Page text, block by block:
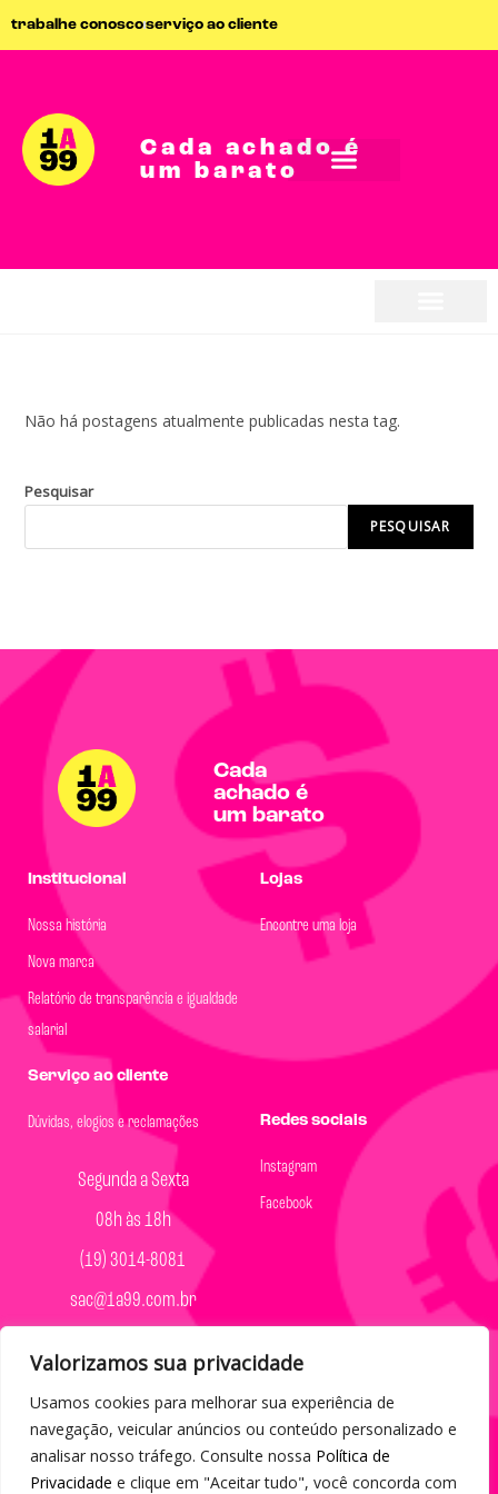
Valorizamos sua privacidade
Usamos cookies para melhorar sua experiência de
navegação, veicular anúncios ou conteúdo personalizado e
analisar nosso tráfego. Consulte nossa Política de
Privacidade e clique em "Aceitar tudo", você concorda com
trabalhe conoscoserviço ao cliente
Cada achado é
um barato
Não há postagens atualmente publicadas nesta tag.
Pesquisar
PESQUISAR
Cada
achado é
um barato
Institucional
Nossa história
Nova marca
Relatório de transparência e igualdade
salarial
Lojas
Encontre uma loja
Serviço ao cliente
Dúvidas, elogios e reclamações
Segunda a Sexta
08h às 18h
(19) 3014-8081
sac@1a99.com.br
Redes sociais
Instagram
Facebook
Formas de pagamento
Dinheiro e Pix